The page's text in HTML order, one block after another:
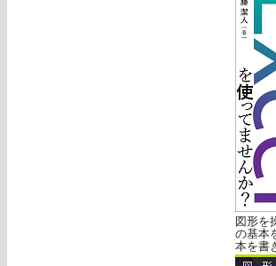
図形を
の基本
本を書